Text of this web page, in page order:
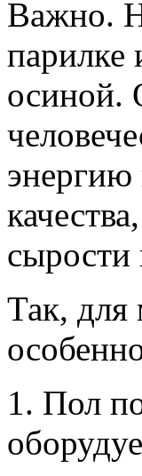
Важно.
парилке
осиной.
энергию
сырости
Так, для
1. Пол